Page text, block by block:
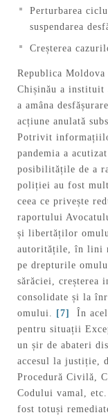
Perturbarea
suspendarea
Creșterea
Republica
Chișinău a instituit
a amâna
acțiune anulată
Potrivit
pandemia a
posibilitățile de a
poliției au fost
ceea ce privește
raportului
și libertăților
autoritățile, în lini
pe drepturile
sărăciei, creșterea
consolidate și la
omului. [7]
În
pentru situații
un șir de abateri
accesul la justiție,
Procedură Civilă,
Codului vamal,
fost totuși